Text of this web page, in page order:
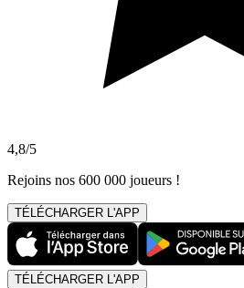
4,8/5
Rejoins nos 600 000 joueurs !
TÉLÉCHARGER L'APP
TÉLÉCHARGER L'APP